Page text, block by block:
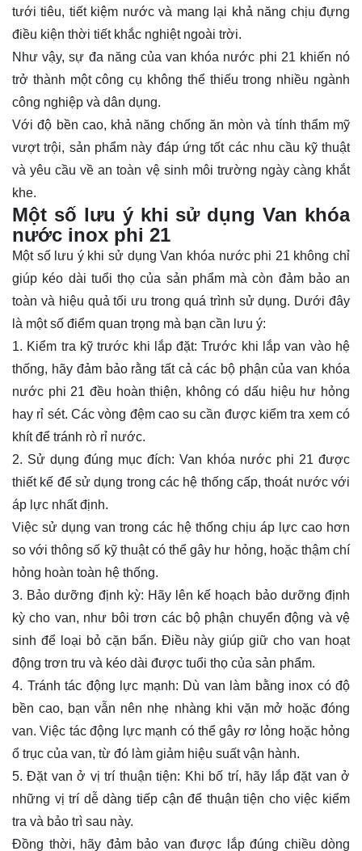
tưới tiêu, tiết kiệm nước và mang lại khả năng chịu đựng
điều kiện thời tiết khắc nghiệt ngoài trời.
Như vậy, sự đa năng của van khóa nước phi 21 khiến nó
trở thành một công cụ không thể thiếu trong nhiều ngành
công nghiệp và dân dụng.
Với độ bền cao, khả năng chống ăn mòn và tính thẩm mỹ
vượt trội, sản phẩm này đáp ứng tốt các nhu cầu kỹ thuật
và yêu cầu về an toàn vệ sinh môi trường ngày càng khắt
khe.
Một số lưu ý khi sử dụng Van khóa
nước inox phi 21
Một số lưu ý khi sử dụng Van khóa nước phi 21 không chỉ
giúp kéo dài tuổi thọ của sản phẩm mà còn đảm bảo an
toàn và hiệu quả tối ưu trong quá trình sử dụng. Dưới đây
là một số điểm quan trọng mà bạn cần lưu ý:
1. Kiểm tra kỹ trước khi lắp đặt: Trước khi lắp van vào hệ
thống, hãy đảm bảo rằng tất cả các bộ phận của van khóa
nước phi 21 đều hoàn thiện, không có dấu hiệu hư hỏng
hay rỉ sét. Các vòng đệm cao su cần được kiểm tra xem có
khít để tránh rò rỉ nước.
2. Sử dụng đúng mục đích: Van khóa nước phi 21 được
thiết kế để sử dụng trong các hệ thống cấp, thoát nước với
áp lực nhất định.
Việc sử dụng van trong các hệ thống chịu áp lực cao hơn
so với thông số kỹ thuật có thể gây hư hỏng, hoặc thậm chí
hỏng hoàn toàn hệ thống.
3. Bảo dưỡng định kỳ: Hãy lên kế hoạch bảo dưỡng định
kỳ cho van, như bôi trơn các bộ phận chuyển động và vệ
sinh để loại bỏ cặn bẩn. Điều này giúp giữ cho van hoạt
động trơn tru và kéo dài được tuổi thọ của sản phẩm.
4. Tránh tác động lực mạnh: Dù van làm bằng inox có độ
bền cao, bạn vẫn nên nhẹ nhàng khi vặn mở hoặc đóng
van. Việc tác động lực mạnh có thể gây rơ lỏng hoặc hỏng
ổ trục của van, từ đó làm giảm hiệu suất vận hành.
5. Đặt van ở vị trí thuận tiện: Khi bố trí, hãy lắp đặt van ở
những vị trí dễ dàng tiếp cận để thuận tiện cho việc kiểm
tra và bảo trì sau này.
Đồng thời, hãy đảm bảo van được lắp đúng chiều dòng